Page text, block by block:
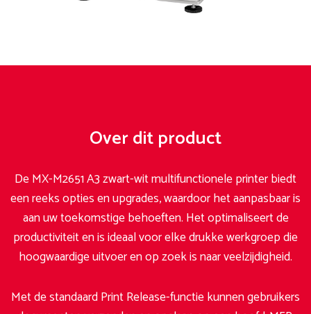
Over dit product
De MX-M2651 A3 zwart-wit multifunctionele printer biedt
een reeks opties en upgrades, waardoor het aanpasbaar is
aan uw toekomstige behoeften. Het optimaliseert de
productiviteit en is ideaal voor elke drukke werkgroep die
hoogwaardige uitvoer en op zoek is naar veelzijdigheid.
Met de standaard Print Release-functie kunnen gebruikers